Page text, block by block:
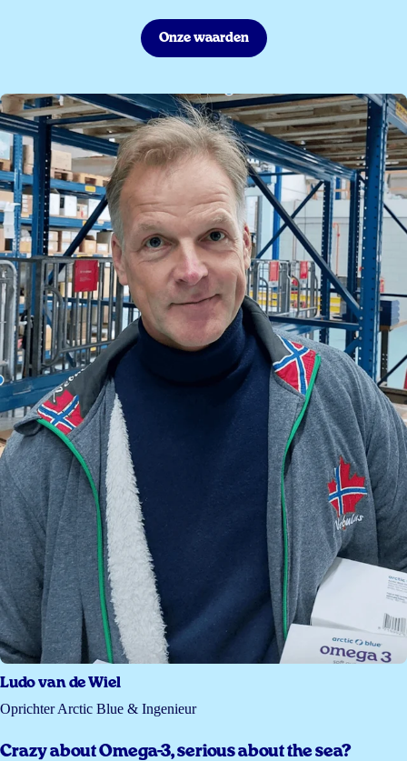
Onze waarden
Ludo van de Wiel
Oprichter Arctic Blue & Ingenieur
Crazy about Omega-3, serious about the sea?